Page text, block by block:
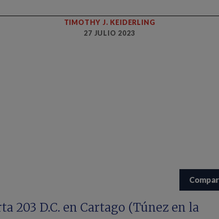
TIMOTHY J. KEIDERLING
27 JULIO 2023
203 D.C. en Cartago (Túnez en la